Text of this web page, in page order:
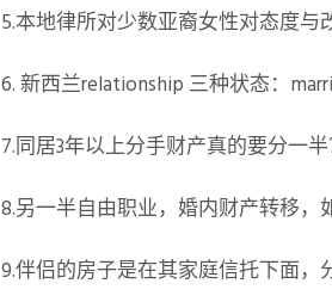
5.本地律所对少数亚裔女性对态度与
6. 新西兰relationship 三种状态：
7.同居3年以上分手财产真的要分一半
8.另一半自由职业，婚内财产转移，
9.伴侣的房子是在其家庭信托下面